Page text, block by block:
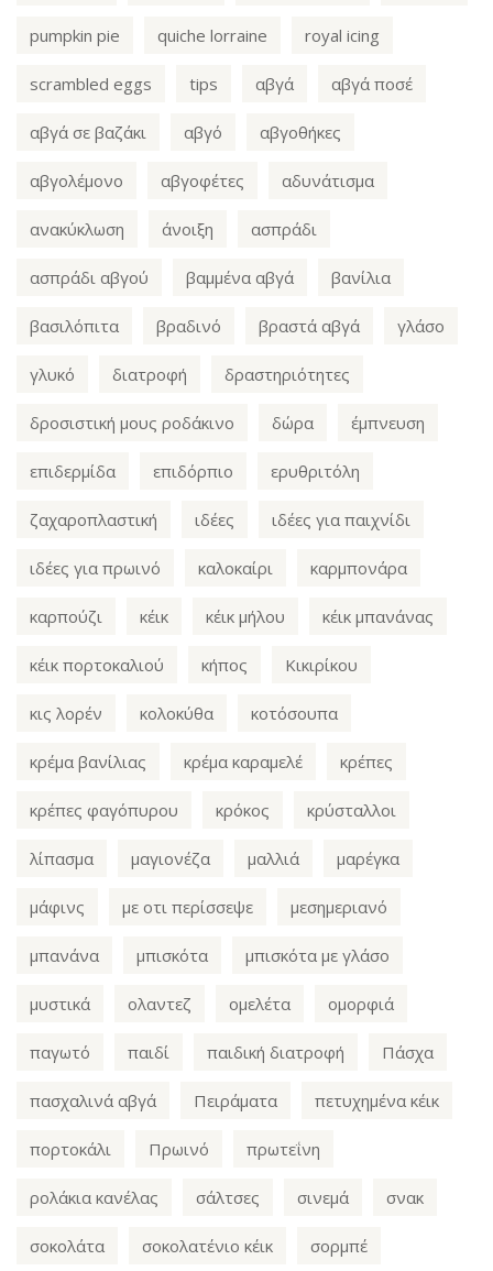
pumpkin pie quiche lorraine royal icing
scrambled eggs tips αβγά αβγά ποσέ
αβγά σε βαζάκι αβγό αβγοθήκες
αβγολέμονο αβγοφέτες αδυνάτισμα
ανακύκλωση άνοιξη ασπράδι
ασπράδι αβγού βαμμένα αβγά βανίλια
βασιλόπιτα βραδινό βραστά αβγά γλάσο
γλυκό διατροφή δραστηριότητες
δροσιστική μους ροδάκινο δώρα έμπνευση
επιδερμίδα επιδόρπιο ερυθριτόλη
ζαχαροπλαστική ιδέες ιδέες για παιχνίδι
ιδέες για πρωινό καλοκαίρι καρμπονάρα
καρπούζι κέικ κέικ μήλου κέικ μπανάνας
κέικ πορτοκαλιού κήπος Κικιρίκου
κις λορέν κολοκύθα κοτόσουπα
κρέμα βανίλιας κρέμα καραμελέ κρέπες
κρέπες φαγόπυρου κρόκος κρύσταλλοι
λίπασμα μαγιονέζα μαλλιά μαρέγκα
μάφινς με οτι περίσσεψε μεσημεριανό
μπανάνα μπισκότα μπισκότα με γλάσο
μυστικά ολαντεζ ομελέτα ομορφιά
παγωτό παιδί παιδική διατροφή Πάσχα
πασχαλινά αβγά Πειράματα πετυχημένα κέικ
πορτοκάλι Πρωινό πρωτεΐνη
ρολάκια κανέλας σάλτσες σινεμά σνακ
σοκολάτα σοκολατένιο κέικ σορμπέ